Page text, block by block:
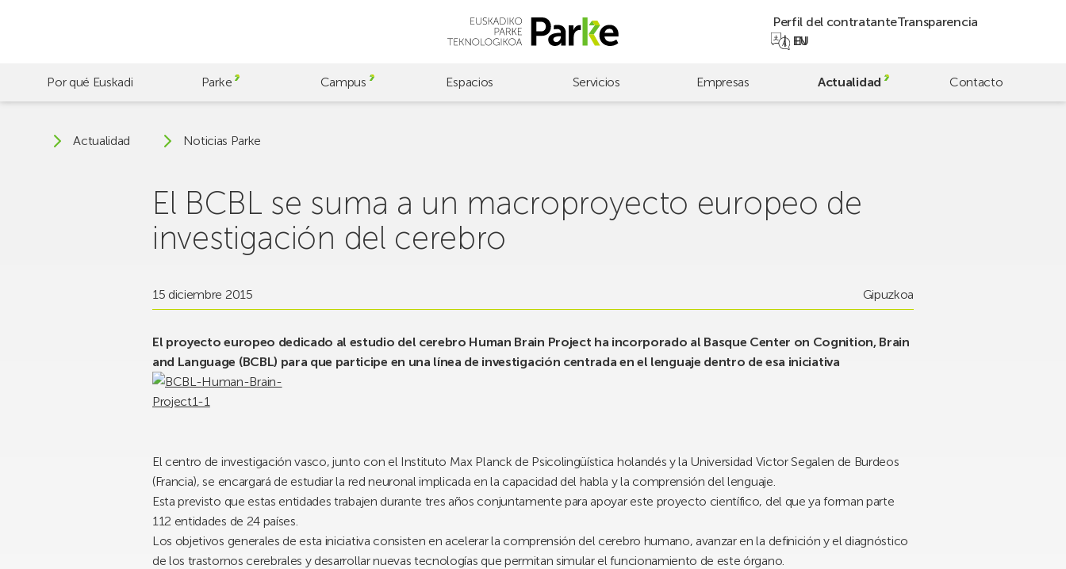
Perfil del contratanteTransparencia
EU
EN
Por qué Euskadi Parke Campus Espacios Servicios Empresas Actualidad Contacto
Actualidad Noticias Parke
El BCBL se suma a un macroproyecto europeo de
investigación del cerebro
15 diciembre 2015 Gipuzkoa
El proyecto europeo dedicado al estudio del cerebro Human Brain Project ha incorporado al Basque Center on Cognition, Brain
and Language (BCBL) para que participe en una línea de investigación centrada en el lenguaje dentro de esa iniciativa
El centro de investigación vasco, junto con el Instituto Max Planck de Psicolingüística holandés y la Universidad Victor Segalen de Burdeos
(Francia), se encargará de estudiar la red neuronal implicada en la capacidad del habla y la comprensión del lenguaje.
Esta previsto que estas entidades trabajen durante tres años conjuntamente para apoyar este proyecto científico, del que ya forman parte
112 entidades de 24 países.
Los objetivos generales de esta iniciativa consisten en acelerar la comprensión del cerebro humano, avanzar en la definición y el diagnóstico
de los trastornos cerebrales y desarrollar nuevas tecnologías que permitan simular el funcionamiento de este órgano.